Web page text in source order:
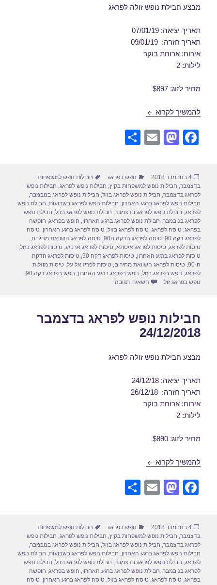
מבצע חבילת נופש זולה לפראג
תאריך יציאה: 07/01/19
תאריך חזרה: 09/01/19
אירוח: ארוחת בוקר
לילות: 2
מחיר לזוג: $897
להמשיך לקרוא חבילות נופש לפראג בינואר 07/01/2019
F
e
b
o
o
k
M
o
d
o
n
E
e
פורסם
בתאריך
4 בנובמבר 2018 קטגוריות
נופש בפראג תגיות
חבילות נופש למשפחות
בדצמבר חבילות נופש למשפחות בקיץ חבילות נופש לפראג חבילות נופש
לפראג בדצמבר חבילות נופש לפראג בזול חבילות נופש לפראג בנובמבר
חבילות נופש לפראג ברגע האחרון חבילות נופש לפראג בשבועות חבילת נופש
לפראג חבילת נופש לפראג בדצמבר חבילת נופש לפראג בזול חבילת נופש
לפראג בנובמבר חבילת נופש לפראג ברגע האחרון חופש בפראג חופשה
בפראג ,טיסה לפראג ,טיסה לפראג בזול ,טיסה לפראג ברגע האחרון ,טיסה
לפראג דקה 90
,טיסה לפראג הדקה ה90 ,טיסה לפראג השוואת מחירים
טיסות לפראג ,טיסות לפראג איסתא ,טיסות לפראג ארקיע ,טיסות לפראג בזול
טיסות לפראג ברגע האחרון ,טיסות לפראג דקה 90 ,טיסות לפראג הדקה
ה-90
,טיסות לפראג השוואת מחירים ,טיסות לפריז אל על ,טיסות מוזלות
לפראג נופש בפראג בזול נופש בפראג ברגע האחרון נופש בפראג דקה 90
נופש בפראג זול
השאירו תגובה
חבילות נופש לפראג בדצמבר
24/12/2018
מבצע חבילת נופש זולה לפראג
תאריך יציאה: 24/12/18
תאריך חזרה: 26/12/18
אירוח: ארוחת בוקר
לילות: 2
מחיר לזוג: $890
להמשיך לקרוא חבילות נופש לפראג בדצמבר 24/12/2018
F
e
b
o
o
M
o
d
o
n
E
e
פורסם
בתאריך
4 בנובמבר 2018 קטגוריות
נופש בפראג תגיות
חבילות נופש למשפחות
בדצמבר, חבילות נופש למשפחות בקיץ, חבילות נופש לפראג, חבילות נופש
לפראג בדצמבר, חבילות נופש לפראג בזול, חבילות נופש לפראג בנובמבר,
חבילות נופש לפראג ברגע האחרון, חבילות נופש לפראג בשבועות, חבילת נופש
לפראג, חבילת נופש לפראג בדצמבר, חבילת נופש לפראג בזול, חבילת נופש
לפראג בנובמבר, חבילת נופש לפראג ברגע האחרון, חופש בפראג, חופשה
בפראג,טיסה לפראג,טיסה לפראג בזול,טיסה לפראג ברגע האחרון,טיסה